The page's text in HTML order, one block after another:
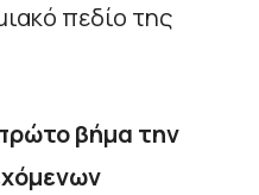
πεδίο της
βήμα την